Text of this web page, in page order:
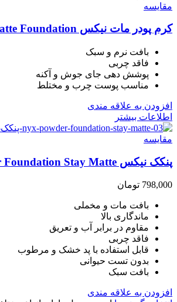
مقایسه
کرم پودر مات نیکس NYX Stay Matte Foundation
بافت نرم و سبک
فاقد چربی
پوشش دهی جای جوش و آکنه
مناسب پوست چرب و مختلط
افزودن به علاقه مندی
اطلاعات بیشتر
مقایسه
پنکک نیکس NYX Powder Foundation Stay Matte
798,000 تومان
بافت مات و مخملی
ماندگاری بالا
مقاوم در برابر آب و تعریق
فاقد چربی
قابل استفاده با پد خشک و مرطوب
بدون تست حیوانی
بافت سبک
افزودن به علاقه مندی